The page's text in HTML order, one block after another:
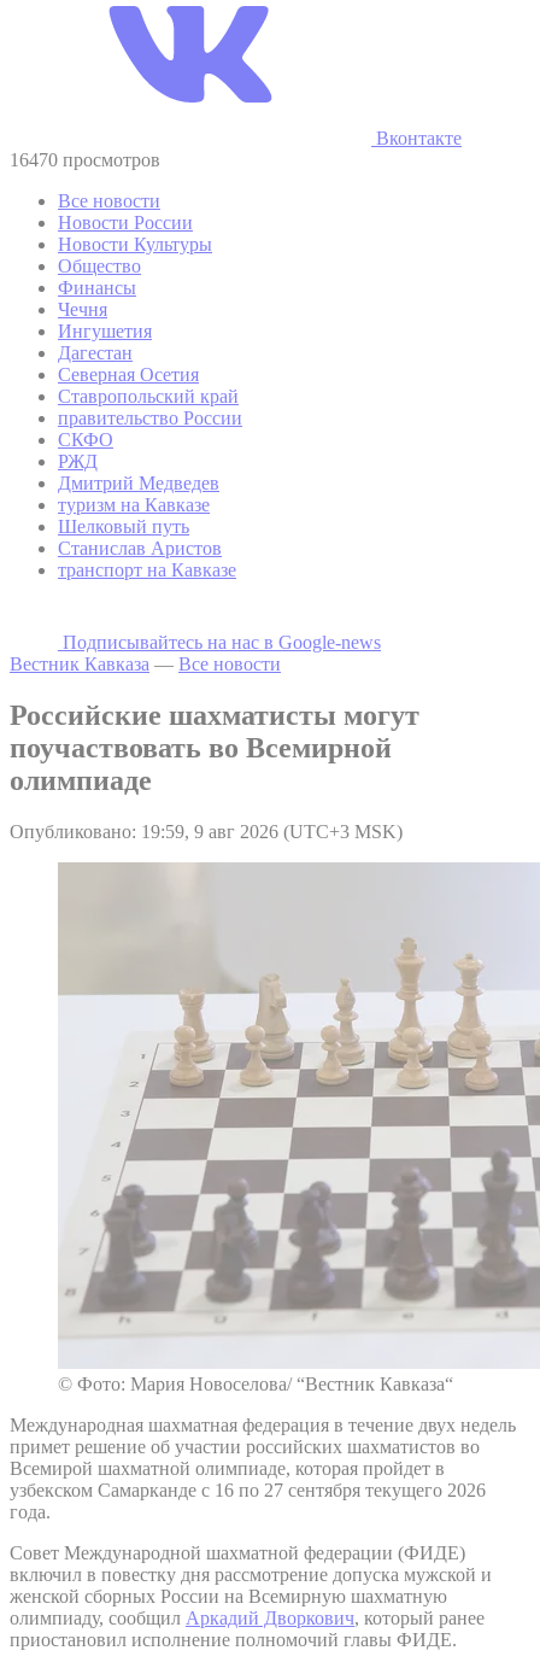
Вконтакте
16470 просмотров
Все новости
Новости России
Новости Культуры
Общество
Финансы
Чечня
Ингушетия
Дагестан
Северная Осетия
Ставропольский край
правительство России
СКФО
РЖД
Дмитрий Медведев
туризм на Кавказе
Шелковый путь
Станислав Аристов
транспорт на Кавказе
Подписывайтесь на наc в Google-news
Вестник Кавказа — Все новости
Российские шахматисты могут
поучаствовать во Всемирной
олимпиаде
Опубликовано: 19:59, 9 авг 2026 (UTC+3 MSK)
© Фото: Мария Новоселова/ “Вестник Кавказа“
Международная шахматная федерация в течение двух недель
примет решение об участии российских шахматистов во
Всемирой шахматной олимпиаде, которая пройдет в
узбекском Самарканде с 16 по 27 сентября текущего 2026
года.
Совет Международной шахматной федерации (ФИДЕ)
включил в повестку дня рассмотрение допуска мужской и
женской сборных России на Всемирную шахматную
олимпиаду, сообщил Аркадий Дворкович, который ранее
приостановил исполнение полномочий главы ФИДЕ.